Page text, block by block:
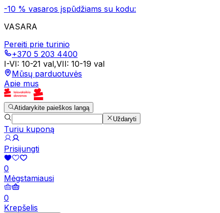
-10 % vasaros įspūdžiams su kodu:
VASARA
Pereiti prie turinio
+370 5 203 4400
I-VI: 10-21 val,VII: 10-19 val
Mūsų parduotuvės
Apie mus
Atidarykite paieškos langą
Uždaryti
Turiu kuponą
Prisijungti
0
Mėgstamiausi
0
Krepšelis